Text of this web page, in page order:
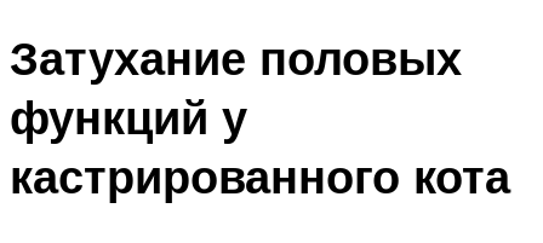
Затухание половых
функций у
кастрированного кота